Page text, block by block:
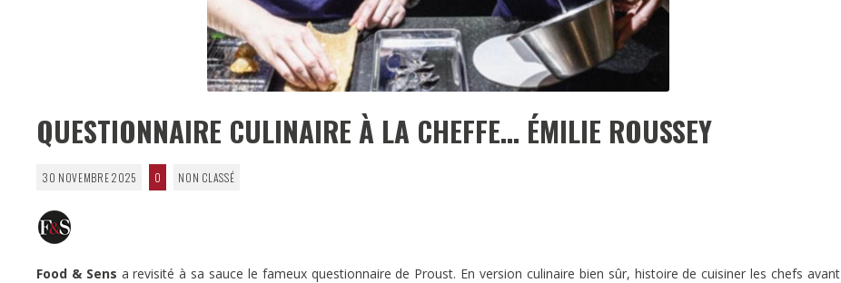
QUESTIONNAIRE CULINAIRE À LA CHEFFE… ÉMILIE ROUSSEY
30 NOVEMBRE 2025 0 NON CLASSÉ
Food & Sens a revisité à sa sauce le fameux questionnaire de Proust. En version culinaire bien sûr, histoire de cuisiner les chefs avant